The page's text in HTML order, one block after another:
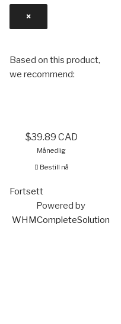
$39.89 CAD
Månedlig
Bestill nå
×
Based on this product,
we recommend:
Fortsett
Powered by
WHMCompleteSolution